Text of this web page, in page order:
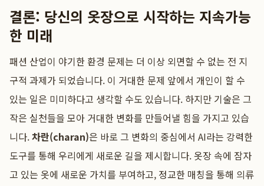
결론: 당신의 옷장으로 시작하는 지속가능
한 미래
패션 산업이 야기한 환경 문제는 더 이상 외면할 수 없는 전 지
구적 과제가 되었습니다. 이 거대한 문제 앞에서 개인이 할 수
있는 일은 미미하다고 생각할 수도 있습니다. 하지만 기술은 그
작은 실천들을 모아 거대한 변화를 만들어낼 힘을 가지고 있습
니다.차란(charan)은 바로 그 변화의 중심에서 AI라는 강력한
도구를 통해 우리에게 새로운 길을 제시합니다. 옷장 속에 잠자
고 있는 옷에 새로운 가치를 부여하고, 정교한 매칭을 통해 의류